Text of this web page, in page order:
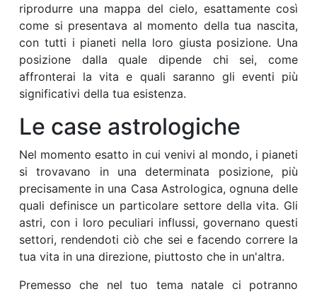
riprodurre una mappa del cielo, esattamente così
come si presentava al momento della tua nascita,
con tutti i pianeti nella loro giusta posizione. Una
posizione dalla quale dipende chi sei, come
affronterai la vita e quali saranno gli eventi più
significativi della tua esistenza.
Le case astrologiche
Nel momento esatto in cui venivi al mondo, i pianeti
si trovavano in una determinata posizione, più
precisamente in una Casa Astrologica, ognuna delle
quali definisce un particolare settore della vita. Gli
astri, con i loro peculiari influssi, governano questi
settori, rendendoti ciò che sei e facendo correre la
tua vita in una direzione, piuttosto che in un'altra.
Premesso che nel tuo tema natale ci potranno